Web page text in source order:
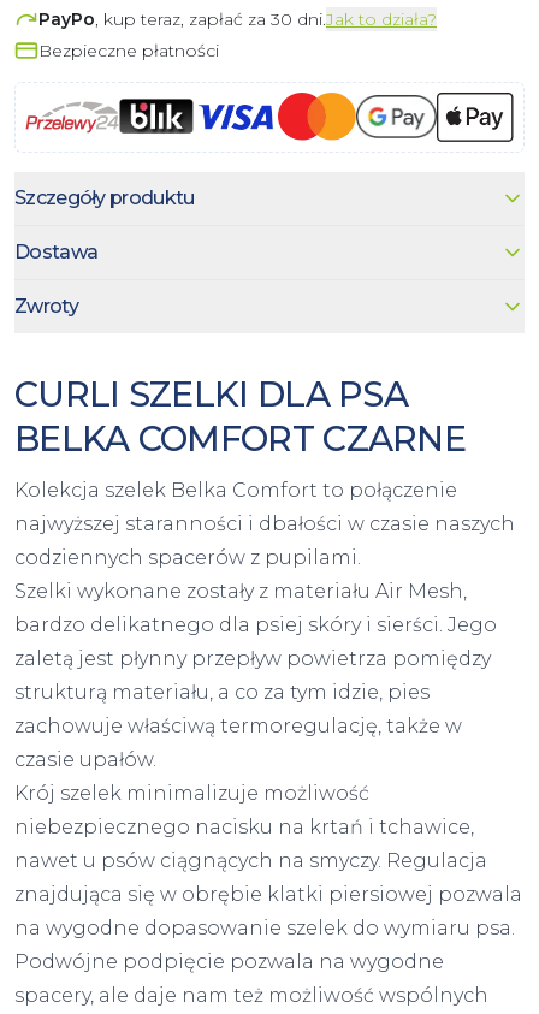
PayPo, kup teraz, zapłać za 30 dni.Jak to działa?
Bezpieczne płatności
Szczegóły produktu
Dostawa
Zwroty
CURLI SZELKI DLA PSA
BELKA COMFORT CZARNE
Kolekcja szelek Belka Comfort to połączenie
najwyższej staranności i dbałości w czasie naszych
codziennych spacerów z pupilami.
Szelki wykonane zostały z materiału Air Mesh,
bardzo delikatnego dla psiej skóry i sierści. Jego
zaletą jest płynny przepływ powietrza pomiędzy
strukturą materiału, a co za tym idzie, pies
zachowuje właściwą termoregulację, także w
czasie upałów.
Krój szelek minimalizuje możliwość
niebezpiecznego nacisku na krtań i tchawice,
nawet u psów ciągnących na smyczy. Regulacja
znajdująca się w obrębie klatki piersiowej pozwala
na wygodne dopasowanie szelek do wymiaru psa.
Podwójne podpięcie pozwala na wygodne
spacery, ale daje nam też możliwość wspólnych